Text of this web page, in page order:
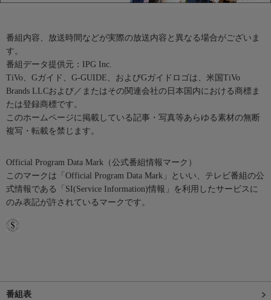
番組内容、放送時間などが実際の放送内容と異なる場合がございま
す。
番組データ提供元：IPG Inc.
TiVo、Gガイド、G-GUIDE、およびGガイドロゴは、米国TiVo
Brands LLCおよび／またはその関連会社の日本国内における商標ま
たは登録商標です。
このホームページに掲載している記事・写真等あらゆる素材の無断
複写・転載を禁じます。
Official Program Data Mark（公式番組情報マーク）
このマークは「Official Program Data Mark」といい、テレビ番組の公
式情報である「SI(Service Information)情報」を利用したサービスに
のみ表記が許されているマークです。
番組表